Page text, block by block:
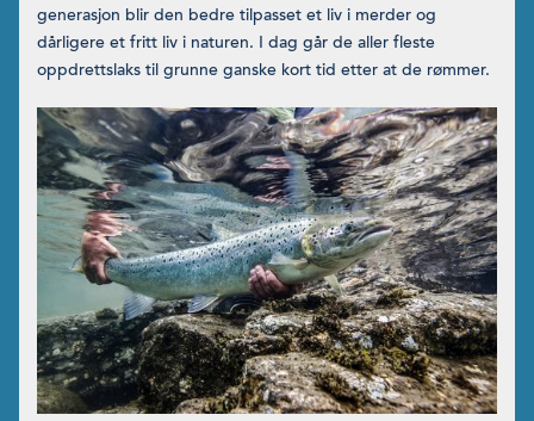
generasjon blir den bedre tilpasset et liv i merder og
dårligere et fritt liv i naturen. I dag går de aller fleste
oppdrettslaks til grunne ganske kort tid etter at de rømmer.